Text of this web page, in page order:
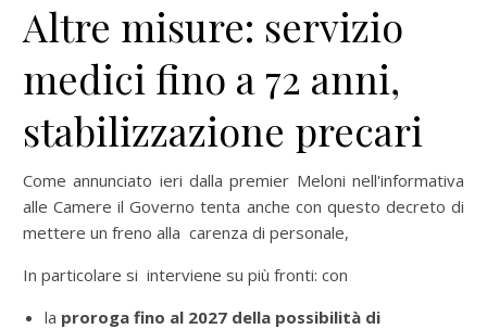
Altre misure: servizio
medici fino a 72 anni,
stabilizzazione precari
Come annunciato ieri dalla premier Meloni nell'informativa
alle Camere il Governo tenta anche con questo decreto di
mettere un freno alla carenza di personale,
In particolare si interviene su più fronti: con
la proroga fino al 2027 della possibilità di